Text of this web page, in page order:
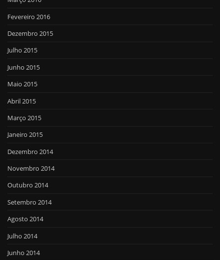
Fevereiro 2016
Dezembro 2015
Julho 2015
Junho 2015
Maio 2015
Abril 2015
Março 2015
Janeiro 2015
Dezembro 2014
Novembro 2014
Outubro 2014
Setembro 2014
Agosto 2014
Julho 2014
Junho 2014